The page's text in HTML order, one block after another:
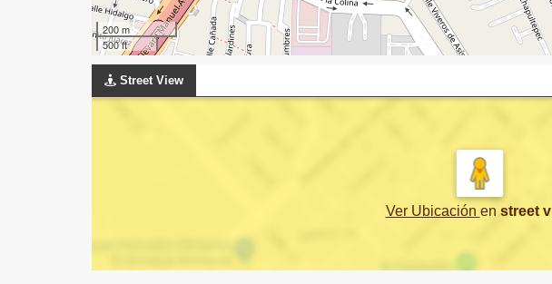
200 m
500 ft
Street View
Ver Ubicación en street